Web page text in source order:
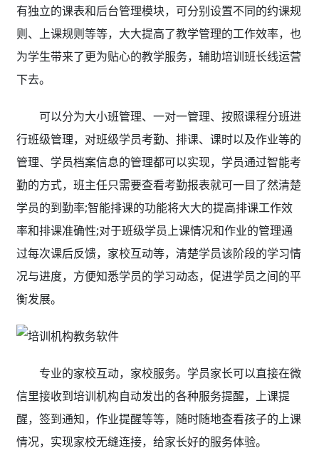
有独立的课表和后台管理模块，可分别设置不同的约课规
则、上课规则等等，大大提高了教学管理的工作效率，也
为学生带来了更为贴心的教学服务，辅助培训班长线运营
下去。
可以分为大小班管理、一对一管理、按照课程分班进
行班级管理，对班级学员考勤、排课、课时以及作业等的
管理、学员档案信息的管理都可以实现，学员通过智能考
勤的方式，班主任只需要查看考勤报表就可一目了然清楚
学员的到勤率;智能排课的功能将大大的提高排课工作效
率和排课准确性;对于班级学员上课情况和作业的管理通
过每次课后反馈，家校互动等，清楚学员该阶段的学习情
况与进度，方便知悉学员的学习动态，促进学员之间的平
衡发展。
专业的家校互动，家校服务。学员家长可以直接在微
信里接收到培训机构自动发出的各种服务提醒，上课提
醒，签到通知，作业提醒等等，随时随地查看孩子的上课
情况，实现家校无缝连接，给家长好的服务体验。